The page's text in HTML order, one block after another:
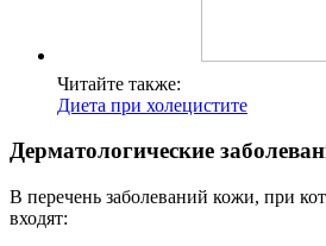
Читайте также:
Диета при холецистите
Дерматологические
В перечень заболеваний кожи, при
входят: